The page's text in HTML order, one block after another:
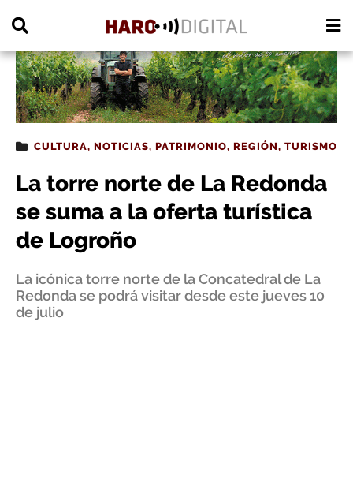
CULTURA, NOTICIAS, PATRIMONIO, REGIÓN, TURISMO
La torre norte de La Redonda
se suma a la oferta turística
de Logroño
La icónica torre norte de la Concatedral de La
Redonda se podrá visitar desde este jueves 10
de julio